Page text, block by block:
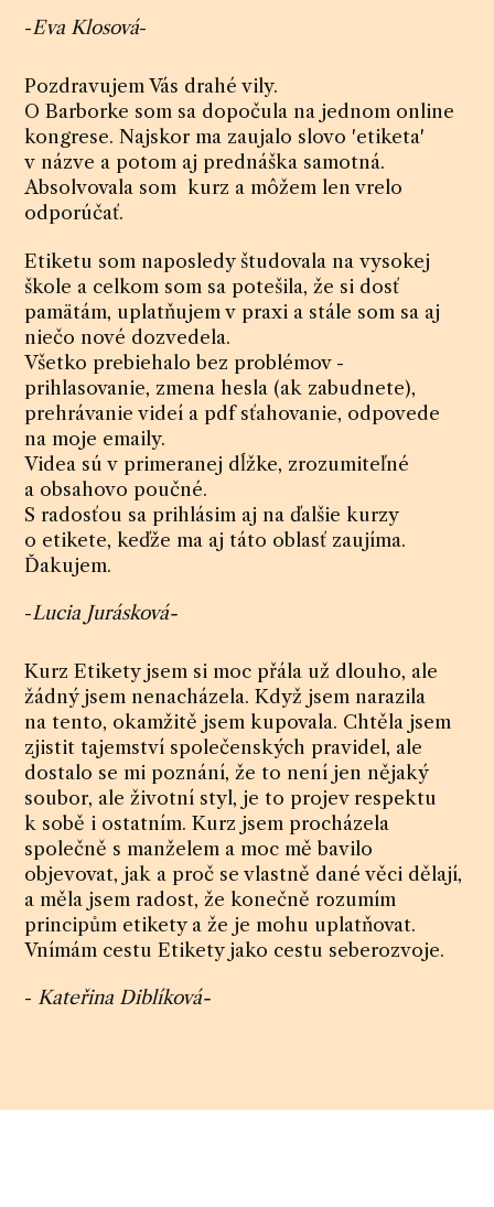
-Eva Klosová-
Pozdravujem Vás drahé vily.
O Barborke som sa dopočula na jednom online
kongrese. Najskor ma zaujalo slovo 'etiketa'
v názve a potom aj prednáška samotná.
Absolvovala som kurz a môžem len vrelo
odporúčať.
Etiketu som naposledy študovala na vysokej
škole a celkom som sa potešila, že si dosť
pamätám, uplatňujem v praxi a stále som sa aj
niečo nové dozvedela.
Všetko prebiehalo bez problémov -
prihlasovanie, zmena hesla (ak zabudnete),
prehrávanie videí a pdf sťahovanie, odpovede
na moje emaily.
Videa sú v primeranej dĺžke, zrozumiteľné
a obsahovo poučné.
S radosťou sa prihlásim aj na ďalšie kurzy
o etikete, keďže ma aj táto oblasť zaujíma.
Ďakujem.
-Lucia Jurásková-
Kurz Etikety jsem si moc přála už dlouho, ale
žádný jsem nenacházela. Když jsem narazila
na tento, okamžitě jsem kupovala. Chtěla jsem
zjistit tajemství společenských pravidel, ale
dostalo se mi poznání, že to není jen nějaký
soubor, ale životní styl, je to projev respektu
k sobě i ostatním. Kurz jsem procházela
společně s manželem a moc mě bavilo
objevovat, jak a proč se vlastně dané věci dělají,
a měla jsem radost, že konečně rozumím
principům etikety a že je mohu uplatňovat.
Vnímám cestu Etikety jako cestu seberozvoje.
- Kateřina Diblíková-